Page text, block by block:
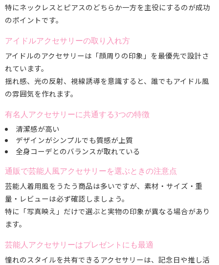
特にネックレスとピアスのどちらか一方を主役にするのが成功
のポイントです。
アイドルアクセサリーの取り入れ方
アイドルのアクセサリーは「顔周りの印象」を最優先で設計さ
れています。
揺れ感、光の反射、視線誘導を意識すると、誰でもアイドル風
の雰囲気を作れます。
有名人アクセサリーに共通する3つの特徴
清潔感が高い
デザインがシンプルでも質感が上質
全身コーデとのバランスが取れている
通販で芸能人風アクセサリーを選ぶときの注意点
芸能人着用風をうたう商品は多いですが、素材・サイズ・重
量・レビューは必ず確認しましょう。
特に「写真映え」だけで選ぶと実物の印象が異なる場合があり
ます。
芸能人アクセサリーはプレゼントにも最適
憧れのスタイルを共有できるアクセサリーは、記念日や推し活